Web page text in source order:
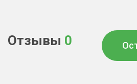
Отзывы 0